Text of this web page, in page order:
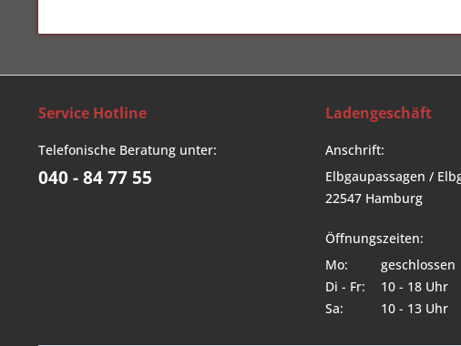
Service Hotline
Telefonische Beratung unter:
040 - 84 77 55
Ladengeschäft
Anschrift:
Elbgaupassagen /
22547 Hamburg
Öffnungszeiten:
Mo:
geschlossen
Di - Fr:
10 - 18 Uhr
Sa:
10 - 13 Uhr